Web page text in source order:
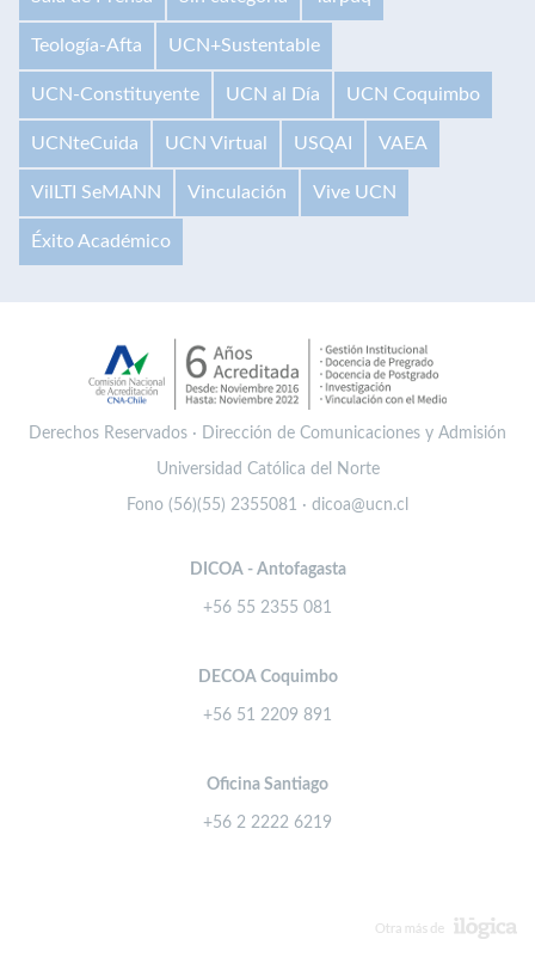
Teología-Afta UCN+Sustentable
UCN-Constituyente UCN al Día UCN Coquimbo
UCNteCuida UCN Virtual USQAI VAEA
VilLTI SeMANN Vinculación Vive UCN
Éxito Académico
Derechos Reservados · Dirección de Comunicaciones y Admisión
Universidad Católica del Norte
Fono (56)(55) 2355081 · dicoa@ucn.cl
DICOA - Antofagasta
+56 55 2355 081
DECOA Coquimbo
+56 51 2209 891
Oficina Santiago
+56 2 2222 6219